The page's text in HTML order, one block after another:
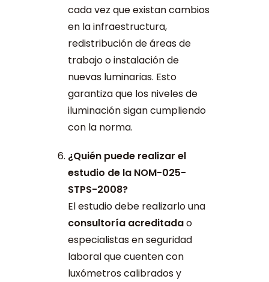
cada vez que existan cambios
en la infraestructura,
redistribución de áreas de
trabajo o instalación de
nuevas luminarias. Esto
garantiza que los niveles de
iluminación sigan cumpliendo
con la norma.
¿Quién puede realizar el
estudio de la NOM-025-
STPS-2008?
El estudio debe realizarlo una
consultoría acreditadao
especialistas en seguridad
laboral que cuenten con
luxómetros calibrados y